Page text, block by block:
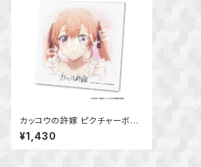
カッコウの許嫁 ピクチャーボー
ド小 (天野エリカ)
¥1,430